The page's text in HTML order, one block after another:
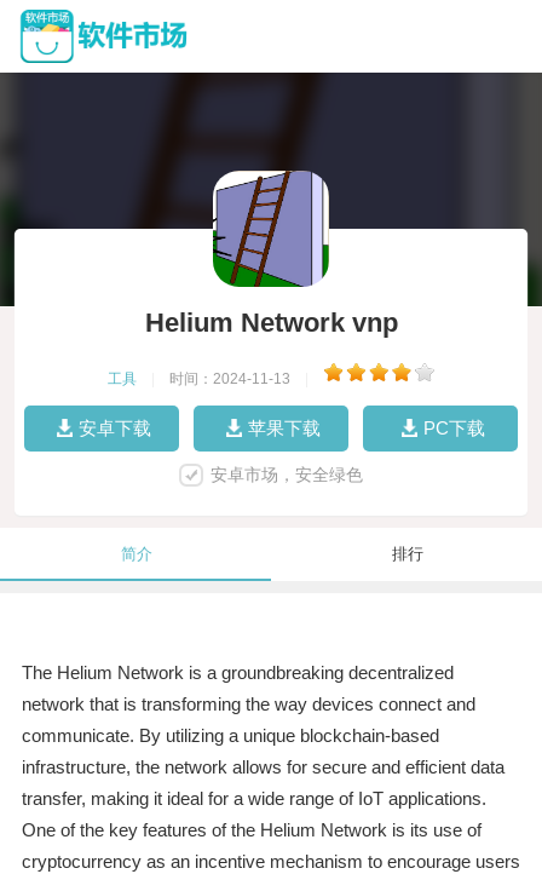
Helium Network vnp
工具 时间：2024-11-13
安卓下载 苹果下载 PC下载
安卓市场，安全绿色
简介 排行
The Helium Network is a groundbreaking decentralized
network that is transforming the way devices connect and
communicate. By utilizing a unique blockchain-based
infrastructure, the network allows for secure and efficient data
transfer, making it ideal for a wide range of IoT applications.
One of the key features of the Helium Network is its use of
cryptocurrency as an incentive mechanism to encourage users